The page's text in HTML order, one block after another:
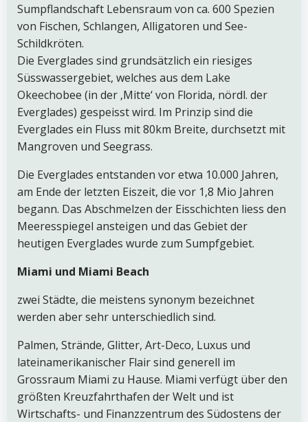
Sumpflandschaft Lebensraum von ca. 600 Spezien
von Fischen, Schlangen, Alligatoren und See-
Schildkröten.
Die Everglades sind grundsätzlich ein riesiges
Süsswassergebiet, welches aus dem Lake
Okeechobee (in der ‚Mitte‘ von Florida, nördl. der
Everglades) gespeisst wird. Im Prinzip sind die
Everglades ein Fluss mit 80km Breite, durchsetzt mit
Mangroven und Seegrass.
Die Everglades entstanden vor etwa 10.000 Jahren,
am Ende der letzten Eiszeit, die vor 1,8 Mio Jahren
begann. Das Abschmelzen der Eisschichten liess den
Meeresspiegel ansteigen und das Gebiet der
heutigen Everglades wurde zum Sumpfgebiet.
Miami und Miami Beach
zwei Städte, die meistens synonym bezeichnet
werden aber sehr unterschiedlich sind.
Palmen, Strände, Glitter, Art-Deco, Luxus und
lateinamerikanischer Flair sind generell im
Grossraum Miami zu Hause. Miami verfügt über den
größten Kreuzfahrthafen der Welt und ist
Wirtschafts- und Finanzzentrum des Südostens der